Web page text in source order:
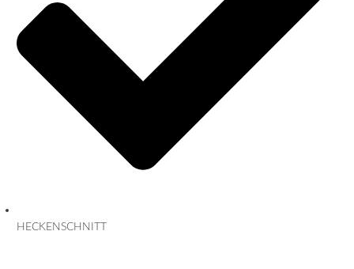
HECKENSCHNITT